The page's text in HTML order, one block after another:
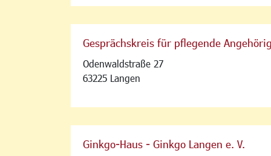
Gesprächskreis für pflegende
Odenwaldstraße 27
63225 Langen
Ginkgo-Haus - Ginkgo Langen e. V.